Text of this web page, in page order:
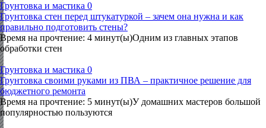
Грунтовка и мастика 0
Грунтовка стен перед штукатуркой – зачем она нужна и как
правильно подготовить стены?
Время на прочтение: 4 минут(ы)Одним из главных этапов
обработки стен
Грунтовка и мастика 0
Грунтовка своими руками из ПВА – практичное решение для
бюджетного ремонта
Время на прочтение: 5 минут(ы)У домашних мастеров большой
популярностью пользуются